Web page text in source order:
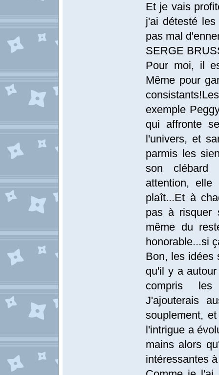
Et je vais
j'ai détesté
pas mal
SERGE
Pour moi, il
Même pour
exemple
qui affronte
l'univers, et
parmis les
son clébard
attention,
plaît...Et à
pas à risquer
même du
honorable...si
Bon, les idées
qu'il y a
compris les
J'ajouterais
souplement,
l'intrigue a
mains alors
intéressantes